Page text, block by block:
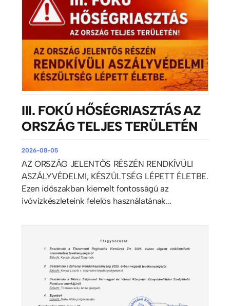
III. FOKÚ HŐSÉGRIASZTÁS AZ
ORSZÁG TELJES TERÜLETÉN
2026-08-05
AZ ORSZÁG JELENTŐS RÉSZÉN RENDKÍVÜLI
ASZÁLYVÉDELMI, KÉSZÜLTSÉG LÉPETT ÉLETBE.
Ezen időszakban kiemelt fontosságú az
ivóvízkészleteink felelős használatának...